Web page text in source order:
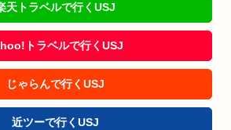
天トラベルで行くUSJ
トラベルで行くUSJ
じゃらんで行くUSJ
近ツーで行くUSJ